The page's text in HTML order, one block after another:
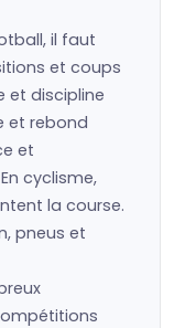
il faut
et coups
et discipline
et rebond
et
cyclisme,
la course.
pneus et